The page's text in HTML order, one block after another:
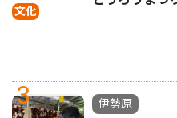
文化
3
伊勢原